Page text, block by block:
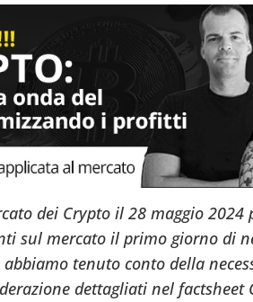
dei Crypto il 28 maggio 2024
sul mercato il primo giorno di
tenuto conto della
dettagliati nel factsheet